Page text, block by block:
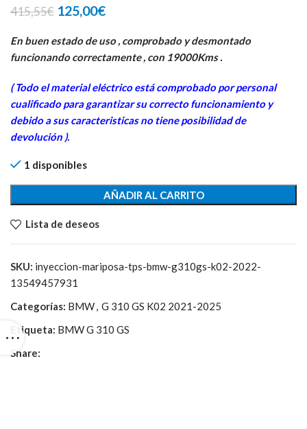
415,55€ El
original
era:
125,00€El
actual
es:
En buen estado de uso , comprobado y desmontado
funcionando correctamente , con 19000Kms .
( Todo el material eléctrico está comprobado por personal
cualificado para garantizar su correcto funcionamiento y
debido a sus caracteristicas no tiene posibilidad de
devolución ).
1 disponibles
AÑADIR AL CARRITO
Lista de deseos
SKU: inyeccion-mariposa-tps-bmw-g310gs-k02-2022-
13549457931
Categorías: BMW, G 310 GS K02 2021-2025
Etiqueta: BMW G 310 GS
Share: